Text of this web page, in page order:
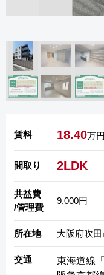
賃料 18.40万円
間取り 2LDK
共益費
/管理費
9,000円
所在地 大阪府吹
交通
東海道線